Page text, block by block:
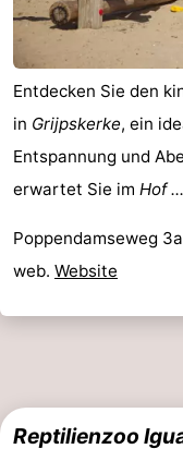
Entdecken Sie den
in Grijpskerke, ein
Entspannung und
erwartet Sie im Hof ...
Poppendamseweg
web. Website
Reptilienzoo